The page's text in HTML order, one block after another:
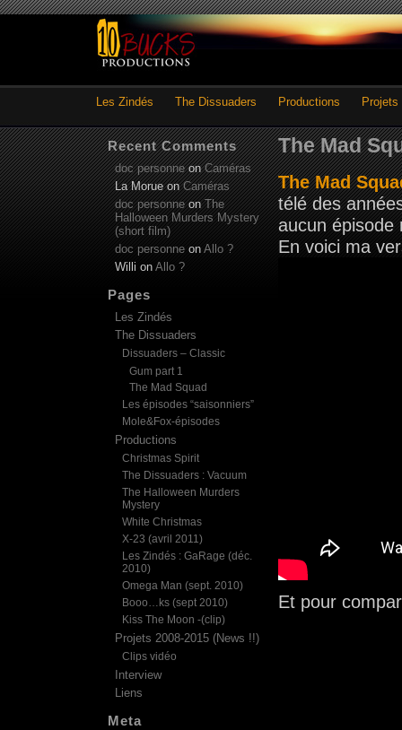
Les Zindés The Dissuaders Productions Projets
The Mad
The Mad
télé des
aucun épisode
En voici ma
Et pour
Recent Comments
doc personneonCaméras
La MorueonCaméras
doc personneonThe
Halloween Murders Mystery
(short film)
doc personne on Allo ?
Willi on Allo ?
Pages
Les Zindés
The Dissuaders
Dissuaders – Classic
Gum part 1
The Mad Squad
Les épisodes “saisonniers”
Mole&Fox-épisodes
Productions
Christmas Spirit
The Dissuaders : Vacuum
The Halloween Murders
Mystery
White Christmas
X-23 (avril 2011)
Les Zindés : GaRage (déc.
2010)
Omega Man (sept. 2010)
Booo…ks (sept 2010)
Kiss The Moon -(clip)
Projets 2008-2015 (News !!)
Clips vidéo
Interview
Liens
Meta